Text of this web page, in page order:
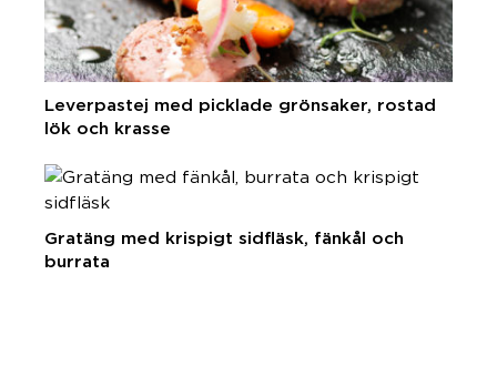
Leverpastej med picklade grönsaker, rostad
lök och krasse
Gratäng med krispigt sidfläsk, fänkål och
burrata